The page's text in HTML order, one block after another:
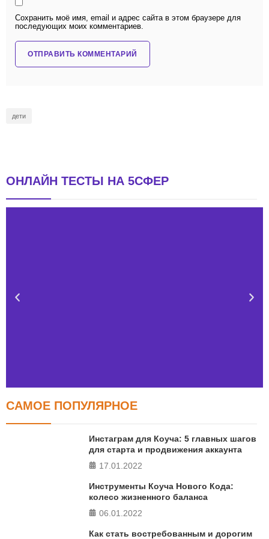
Сохранить моё имя, email и адрес сайта в этом браузере для
последующих моих комментариев.
дети
ОНЛАЙН ТЕСТЫ НА 5СФЕР
Тест FERMI
в 5 главных сферах
САМОЕ ПОПУЛЯРНОЕ
Инстаграм для Коуча: 5 главных шагов
для старта и продвижения аккаунта
17.01.2022
Инструменты Коуча Нового Кода:
колесо жизненного баланса
06.01.2022
Как стать востребованным и дорогим